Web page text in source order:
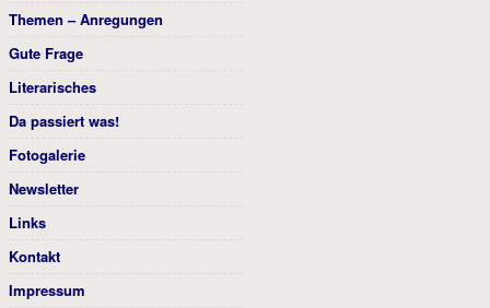
Themen – Anregungen
Gute Frage
Literarisches
Da passiert was!
Fotogalerie
Newsletter
Links
Kontakt
Impressum